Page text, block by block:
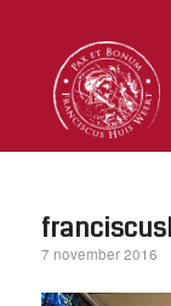
7 november 2016